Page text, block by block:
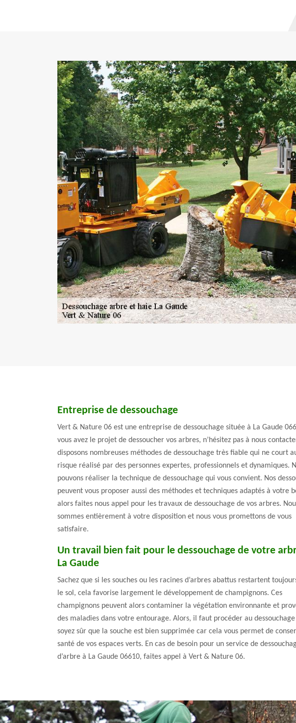
Entreprise de dessouchage
Vert & Nature 06 est une entreprise de dessouchage située à La Gaude
vous avez le projet de dessoucher vos arbres, n’hésitez pas à nous
disposons nombreuses méthodes de dessouchage très fiable qui ne court
risque réalisé par des personnes expertes, professionnels et dynamiques.
pouvons réaliser la technique de dessouchage qui vous convient. Nos
peuvent vous proposer aussi des méthodes et techniques adaptés à votre
alors faites nous appel pour les travaux de dessouchage de vos arbres.
sommes entièrement à votre disposition et nous vous promettons de vous
satisfaire.
Un travail bien fait pour le dessouchage de votre
La Gaude
Sachez que si les souches ou les racines d’arbres abattus restartent
le sol, cela favorise largement le développement de champignons. Ces
champignons peuvent alors contaminer la végétation environnante et
des maladies dans votre entourage. Alors, il faut procéder au
soyez sûr que la souche est bien supprimée car cela vous permet de
santé de vos espaces verts. En cas de besoin pour un service de
d’arbre à La Gaude 06610, faites appel à Vert & Nature 06.